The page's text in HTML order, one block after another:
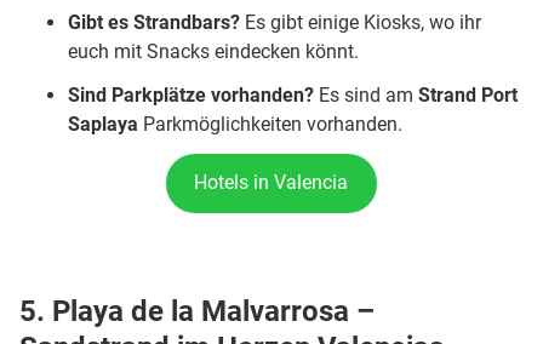
Gibt es Strandbars? Es gibt einige Kiosks, wo ihr
euch mit Snacks eindecken könnt.
Sind Parkplätze vorhanden? Es sind am Strand Port
Saplaya Parkmöglichkeiten vorhanden.
Hotels in Valencia
5. Playa de la Malvarrosa –